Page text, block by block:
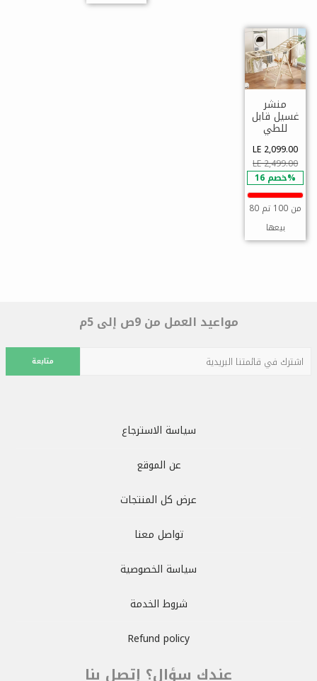
منشر
غسيل قابل
للطي
LE 2,099.00
LE 2,499.00
خصم 16%
80 من 100 تم
بيعها
مواعيد العمل من 9ص إلى 5م
متابعة
سياسة الاسترجاع
عن الموقع
عرض كل المنتجات
تواصل معنا
سياسة الخصوصية
شروط الخدمة
Refund policy
عندك سؤال؟ إتصل بنا